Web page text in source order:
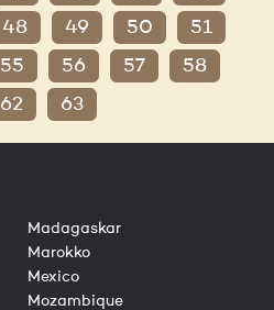
48 49 50
51
55 56 57
58
62 63
Madagaskar
Marokko
Mexico
Mozambique